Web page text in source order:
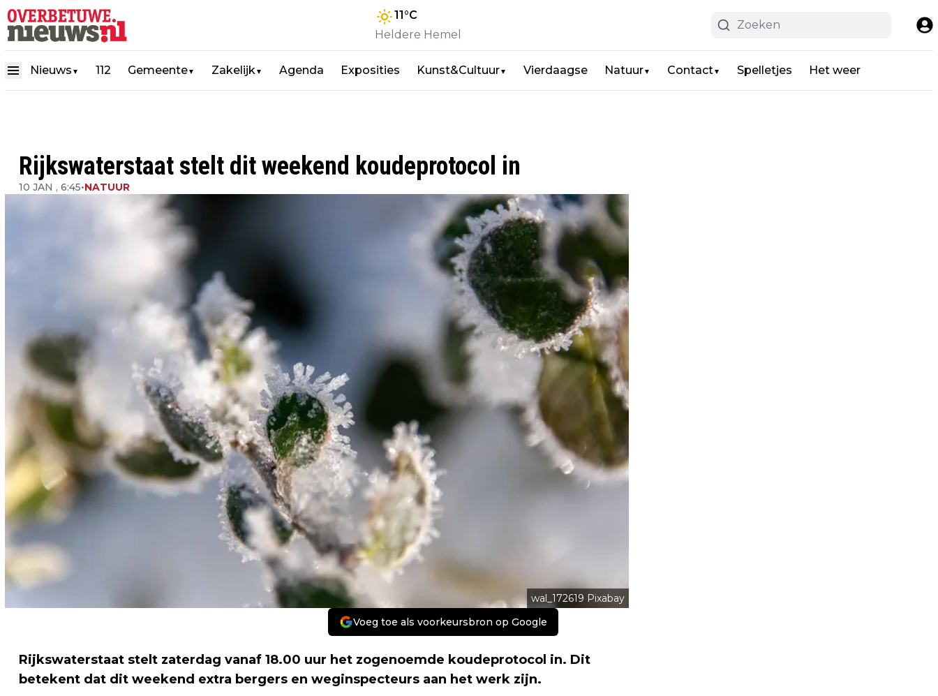
11°C
Heldere Hemel
Nieuws ▼ 112 Gemeente▼ Zakelijk▼ Agenda Exposities Kunst&Cultuur▼ Vierdaagse Natuur▼ Contact▼ Spelletjes Het weer
Rijkswaterstaat stelt dit weekend koudeprotocol in
10 JAN , 6:45•NATUUR
wal_172619 Pixabay
Voeg toe als voorkeursbron op Google
Rijkswaterstaat stelt zaterdag vanaf 18.00 uur het zogenoemde koudeprotocol in. Dit
betekent dat dit weekend extra bergers en weginspecteurs aan het werk zijn.